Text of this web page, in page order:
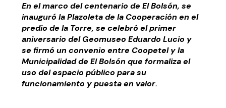
En el marco del centenario de El Bolsón, se
inauguró la Plazoleta de la Cooperación en el
predio de la Torre, se celebró el primer
aniversario del Geomuseo Eduardo Lucio y
se firmó un convenio entre Coopetel y la
Municipalidad de El Bolsón que formaliza el
uso del espacio público para su
funcionamiento y puesta en valor.